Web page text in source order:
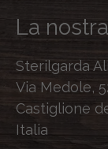
La nostra
Sterilgarda
Via Medole,
Castiglione
Italia